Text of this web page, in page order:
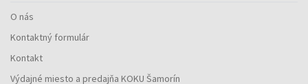
O nás
Kontaktný formulár
Kontakt
Výdajné miesto a predajňa KOKU Šamorín